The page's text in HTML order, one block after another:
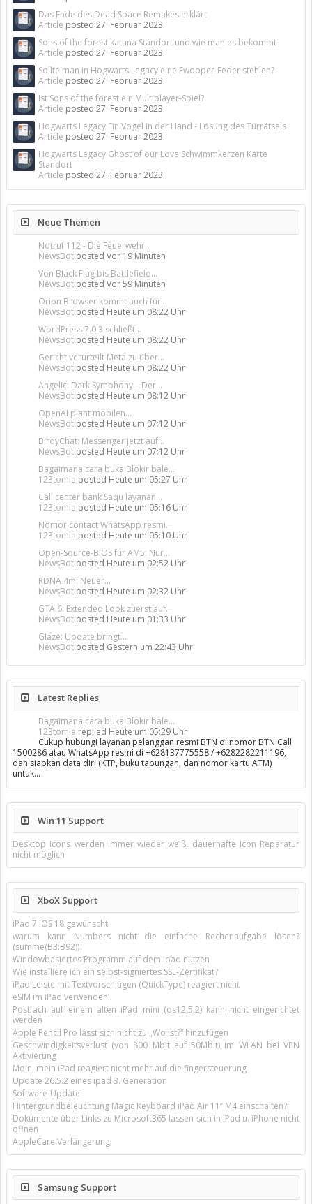
Das Ende des Dead Space Remakes erklärt
Article posted 27. Februar 2023
Sons of the forest katana Standort und wie man es bekommt
Article posted 27. Februar 2023
Sollte man in Hogwarts Legacy eine Fwooper-Feder stehlen?
Article posted 27. Februar 2023
Ist Sons of the forest ein Multiplayer-Spiel?
Article posted 27. Februar 2023
Hogwarts Legacy Ein Vogel in der Hand - Lösung des Türrätsels
Article posted 27. Februar 2023
Hogwarts Legacy Ghost of our Love Schwimmkerzen Karte
Standort
Article posted 27. Februar 2023
Neue Themen
Notruf 112 - Die Feuerwehr...
NewsBot posted Vor 19 Minuten
Von Black Flag bis Battlefield...
NewsBot posted Vor 59 Minuten
Orion Browser kommt auch für...
NewsBot posted Heute um 08:22 Uhr
WordPress 7.0.3 schließt...
NewsBot posted Heute um 08:22 Uhr
Gericht verurteilt Meta zu über...
NewsBot posted Heute um 08:22 Uhr
Angelic: Dark Symphony – Der...
NewsBot posted Heute um 08:12 Uhr
OpenAI plant mobilen...
NewsBot posted Heute um 07:12 Uhr
BirdyChat: Messenger jetzt auf...
NewsBot posted Heute um 07:12 Uhr
Bagaimana cara buka Blokir bale...
123tomla posted Heute um 05:27 Uhr
Call center bank Saqu layanan...
123tomla posted Heute um 05:16 Uhr
Nomor contact WhatsApp resmi...
123tomla posted Heute um 05:10 Uhr
Open-Source-BIOS für AM5: Nur...
NewsBot posted Heute um 02:52 Uhr
RDNA 4m: Neuer...
NewsBot posted Heute um 02:32 Uhr
GTA 6: Extended Look zuerst auf...
NewsBot posted Heute um 01:33 Uhr
Glaze: Update bringt...
NewsBot posted Gestern um 22:43 Uhr
Latest Replies
Bagaimana cara buka Blokir bale...
123tomla replied Heute um 05:29 Uhr
Cukup hubungi layanan pelanggan resmi BTN di nomor BTN Call
1500286 atau WhatsApp resmi di +628137775558 / +6282282211196,
dan siapkan data diri (KTP, buku tabungan, dan nomor kartu ATM)
untuk…
Win 11 Support
Desktop Icons werden immer wieder weiß, dauerhafte Icon Reparatur
nicht möglich
XboX Support
iPad 7 iOS 18 gewünscht
warum kann Numbers nicht die einfache Rechenaufgabe lösen?
(summe(B3:B92))
Windowbasiertes Programm auf dem Ipad nutzen
Wie installiere ich ein selbst-signiertes SSL-Zertifikat?
iPad Leiste mit Textvorschlägen (QuickType) reagiert nicht
eSIM im iPad verwenden
Postfach auf einem alten iPad mini (os12.5.2) kann nicht eingerichtet
werden
Apple Pencil Pro lässt sich nicht zu „Wo ist?“ hinzufügen
Geschwindigkeitsverlust (von 800 Mbit auf 50Mbit) im WLAN bei VPN
Aktivierung
Moin, mein iPad reagiert nicht mehr auf die fingersteuerung
Update 26.5.2 eines ipad 3. Generation
Software-Update
Hintergrundbeleuchtung Magic Keyboard iPad Air 11’’ M4 einschalten?
Dokumente über Links zu Microsoft365 lassen sich in iPad u. iPhone nicht
öffnen
AppleCare Verlängerung
Samsung Support